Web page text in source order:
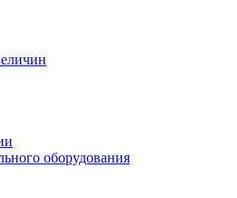
оборудования